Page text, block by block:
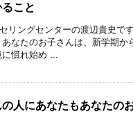
こと
リングセンターの渡辺貴史で
なたのお子さんは、新学期か
慣れ始め ...
人にあなたもあなたの